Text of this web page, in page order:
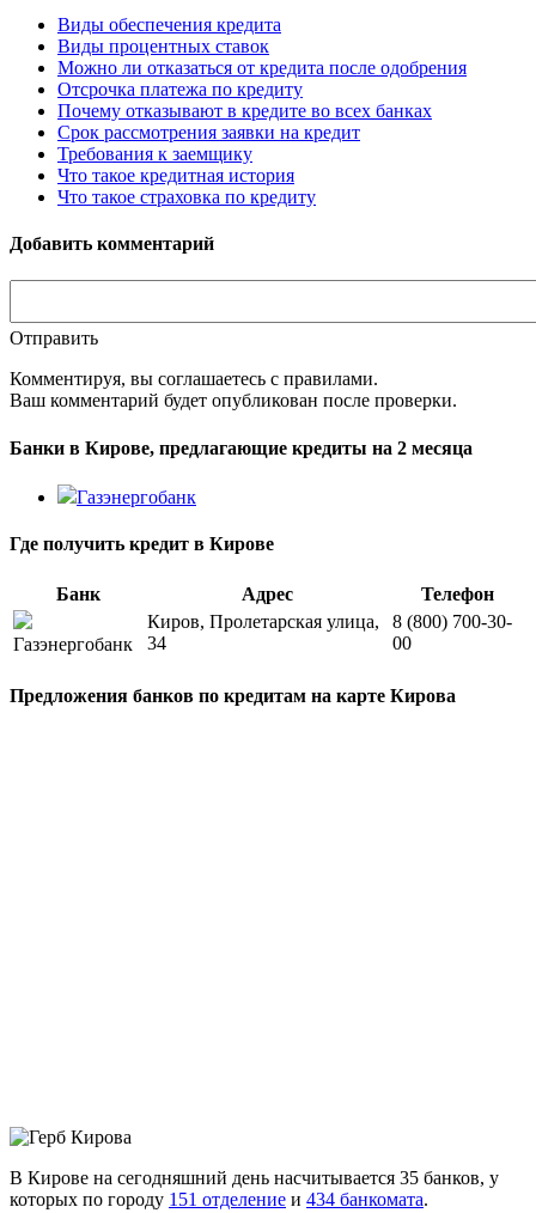
Виды обеспечения кредита
Виды процентных ставок
Можно ли отказаться от кредита после одобрения
Отсрочка платежа по кредиту
Почему отказывают в кредите во всех банках
Срок рассмотрения заявки на кредит
Требования к заемщику
Что такое кредитная история
Что такое страховка по кредиту
Добавить комментарий
Отправить
Комментируя, вы соглашаетесь c правилами.
Ваш комментарий будет опубликован после проверки.
Банки в Кирове, предлагающие кредиты на 2 месяца
Газэнергобанк
Где получить кредит в Кирове
Банк Адрес Телефон
Газэнергобанк
Киров, Пролетарская улица,
34
8 (800) 700-30-
00
Предложения банков по кредитам на карте Кирова
В Кирове на сегодняшний день насчитывается 35 банков, у
которых по городу 151 отделение и 434 банкомата.